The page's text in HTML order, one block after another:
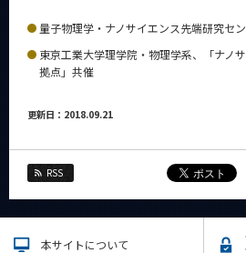
量子物理学・ナノサイエンス先端研究セ
東京工業大学理学院・物理学系、「ナノ
拠点」共催
更新日：2018.09.21
RSS
本サイトについて